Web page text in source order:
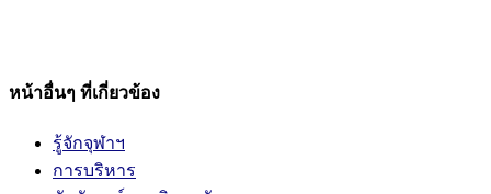
หน้าอื่นๆ ที่เกี่ยวข้อง
รู้จักจุฬาฯ
การบริหาร